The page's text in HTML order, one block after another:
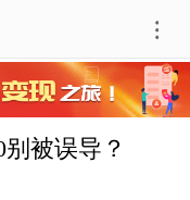
被误导？